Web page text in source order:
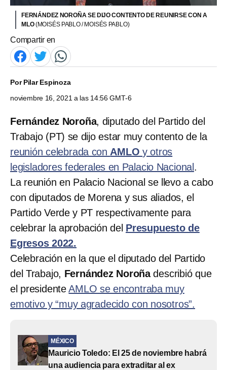
FERNÁNDEZ NOROÑA SE DIJO CONTENTO DE REUNIRSE CON A
MLO(MOISÉS PABLO / MOISÉS PABLO)
Compartir en
PorPilar Espinoza
noviembre 16, 2021 a las 14:56 GMT-6
Fernández Noroña, diputado del Partido del
Trabajo (PT) se dijo estar muy contento de la
reunión celebrada con AMLOy otros
legisladores federales en Palacio Nacional .
La reunión en Palacio Nacional se llevo a cabo
con diputados de Morena y sus aliados, el
Partido Verde y PT respectivamente para
celebrar la aprobación del Presupuesto de
Egresos 2022.
Celebración en la que el diputado del Partido
del Trabajo, Fernández Noroñadescribió que
el presidenteAMLO se encontraba muy
emotivo y “muy agradecido con nosotros”.
MÉXICO
Mauricio Toledo: El 25 de noviembre habrá
una audiencia para extraditar al ex